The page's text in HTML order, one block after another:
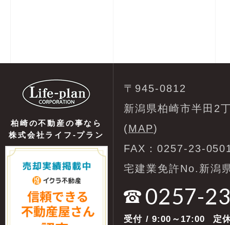
柏崎の不動産の事なら
株式会社ライフ-プラン
〒945-0812
新潟県柏崎市半田2
(MAP)
FAX：0257-23-
宅建業免許No.新潟
0257-
受付 / 9:00～17:00 定